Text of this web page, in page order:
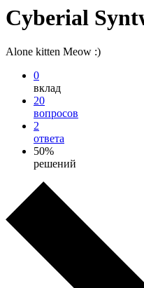
Cyberial
Alone kitten Meow :)
0
вклад
20
вопросов
2
ответа
50%
решений